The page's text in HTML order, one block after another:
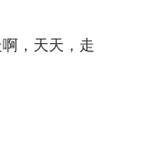
，天天，走